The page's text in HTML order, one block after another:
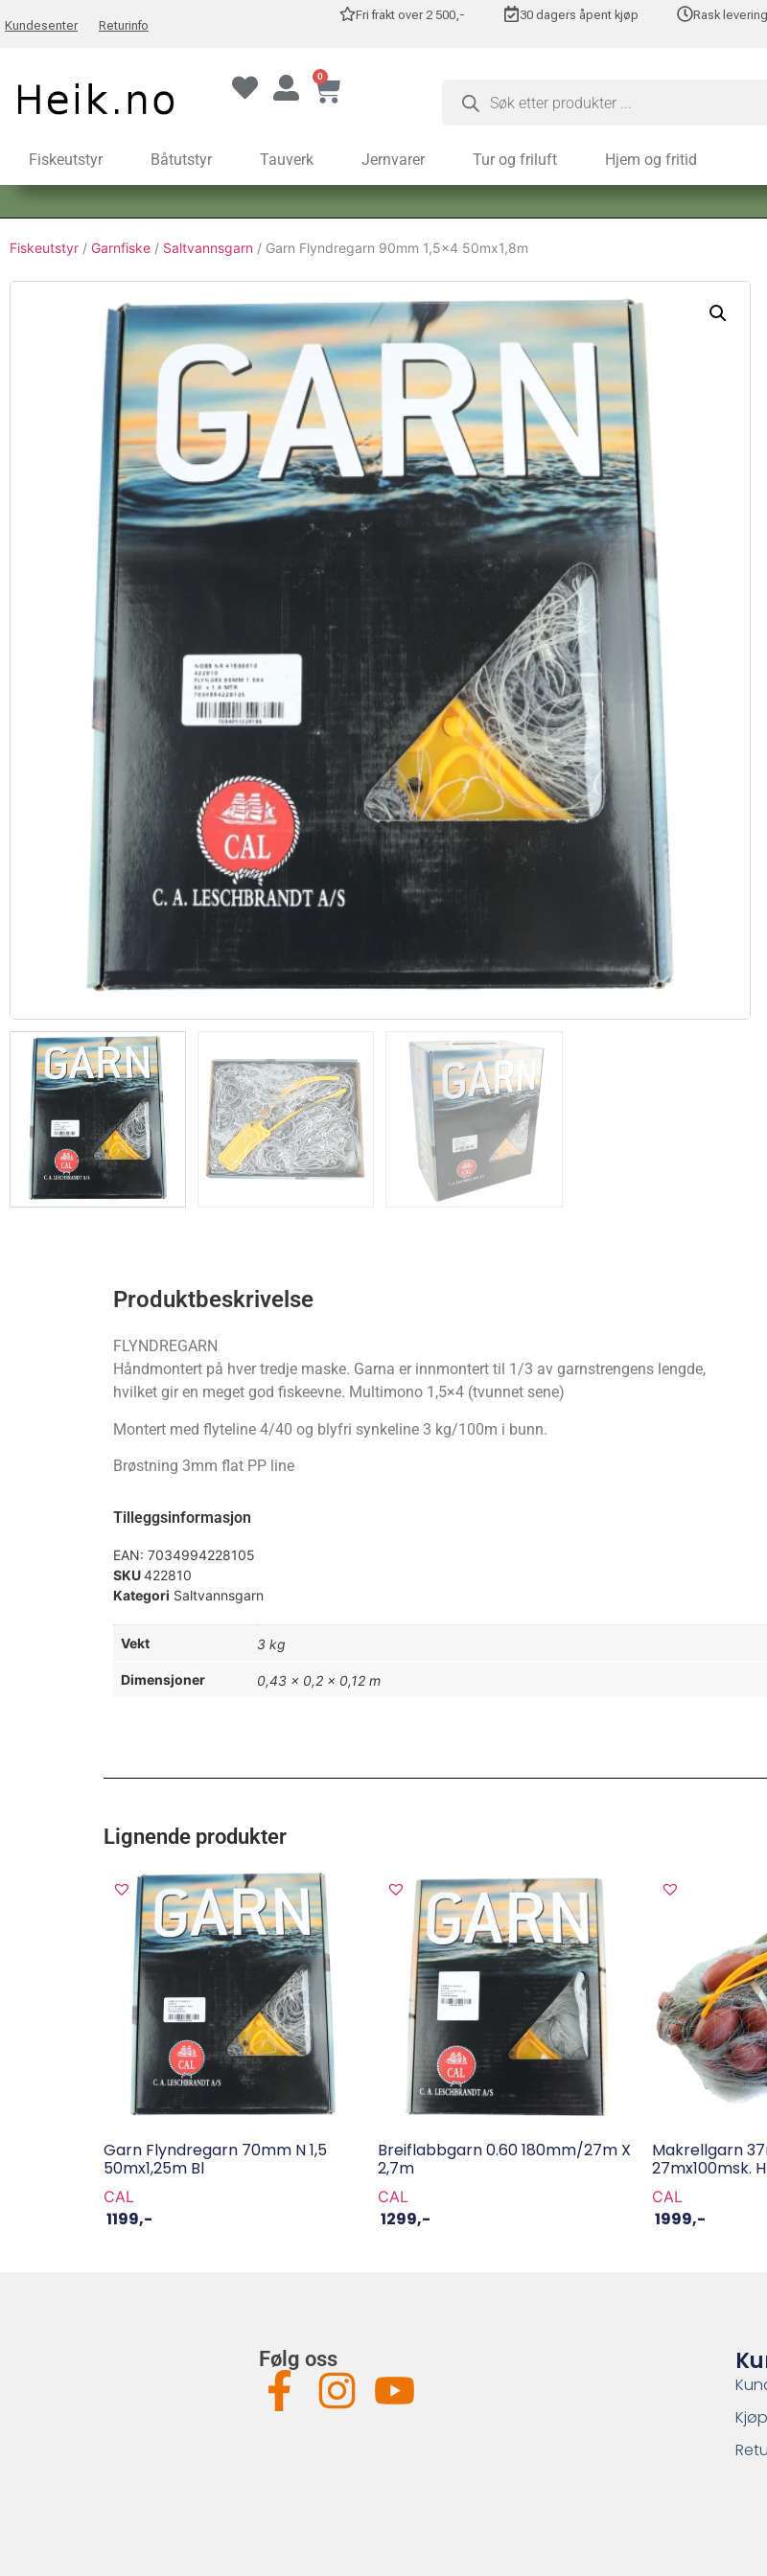
Kundesenter Returinfo
Fri frakt over 2 500,- 30 dagers åpent kjøp Rask
0
Fiskeutstyr Båtutstyr Tauverk Jernvarer Tur og friluft Hjem og fritid
Fiskeutstyr / Garnfiske / Saltvannsgarn / Garn Flyndregarn 90mm 1,5×4 50mx1,8m
Produktbeskrivelse
FLYNDREGARN
Håndmontert på hver tredje maske. Garna er innmontert til 1/3 av garnstrengens lengde,
hvilket gir en meget god fiskeevne. Multimono 1,5×4 (tvunnet sene)
Montert med flyteline 4/40 og blyfri synkeline 3 kg/100m i bunn.
Brøstning 3mm flat PP line
Tilleggsinformasjon
EAN: 7034994228105
SKU422810
Kategori Saltvannsgarn
Vekt 3 kg
Dimensjoner 0,43 × 0,2 × 0,12 m
Lignende produkter
Garn Flyndregarn 70mm N 1,5
50mx1,25m Bl
CAL
1199,-
Breiflabbgarn 0.60 180mm/27m X
2,7m
CAL
1299,-
Makrellgarn
27mx100msk.
CAL
1999,-
Følg oss